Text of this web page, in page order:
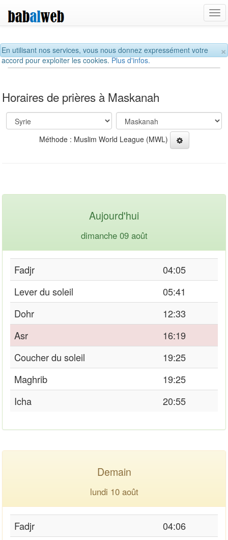
×
En utilisant nos services, vous nous donnez expressément votre
accord pour exploiter les cookies.Plus d'infos.
Horaires de prières à Maskanah
Méthode : Muslim World League (MWL)
Aujourd'hui
dimanche 09 août
Fadjr
04:05
Lever du soleil
05:41
Dohr
12:33
Asr
16:19
Coucher du soleil
19:25
Maghrib
19:25
Icha
20:55
Demain
lundi 10 août
Fadjr
04:06